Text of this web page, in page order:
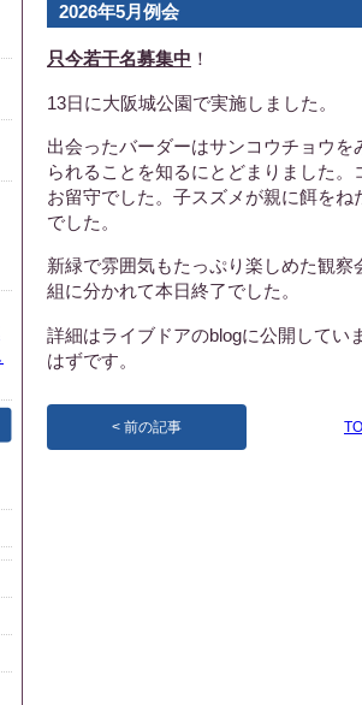
2026年5月例会
只今若干名募集中 ！
13日に大阪城公園で実施しました。
出会ったバーダーはサンコウチョウ
られることを知るにとどまりました
お留守でした。子スズメが親に餌を
でした。
新緑で雰囲気もたっぷり楽しめた観
組に分かれて本日終了でした。
詳細はライブドアのblogに公開してい
はずです。
前の記事